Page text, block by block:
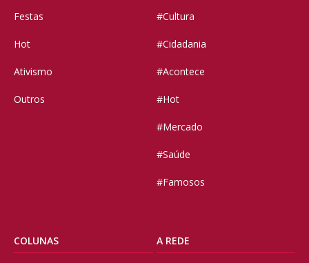
Festas
Hot
Ativismo
Outros
#Cultura
#Cidadania
#Acontece
#Hot
#Mercado
#Saúde
#Famosos
COLUNAS A REDE